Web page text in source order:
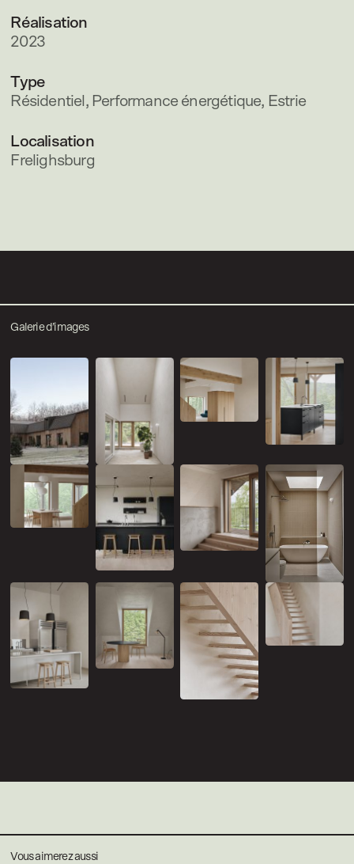
Réalisation
2023
Type
Résidentiel, Performance énergétique, Estrie
Localisation
Frelighsburg
Galerie d’images
Vous aimerez aussi